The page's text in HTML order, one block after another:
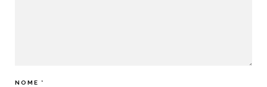
NOME *